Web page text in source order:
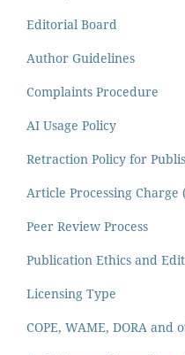
Editorial Board
Author Guidelines
Complaints Procedure
AI Usage Policy
Retraction Policy for
Article Processing Charge
Peer Review Process
Publication Ethics and
Licensing Type
COPE, WAME, DORA